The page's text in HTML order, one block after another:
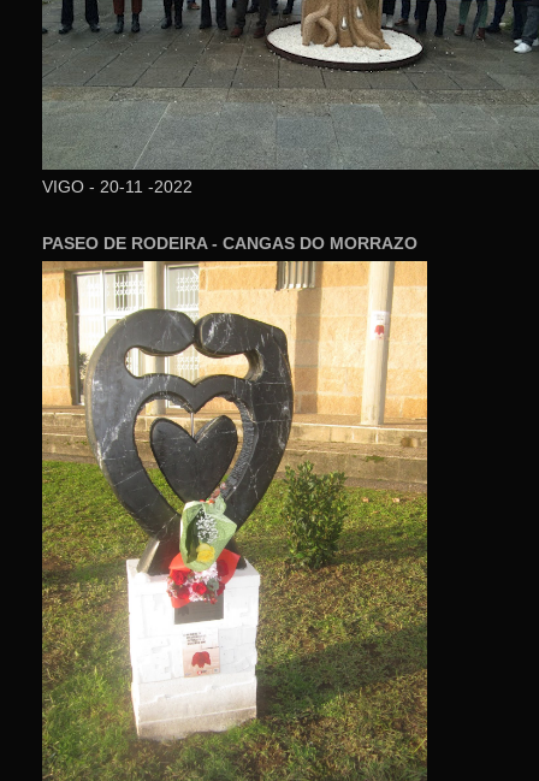
VIGO - 20-11 -2022
PASEO DE RODEIRA - CANGAS DO MORRAZO